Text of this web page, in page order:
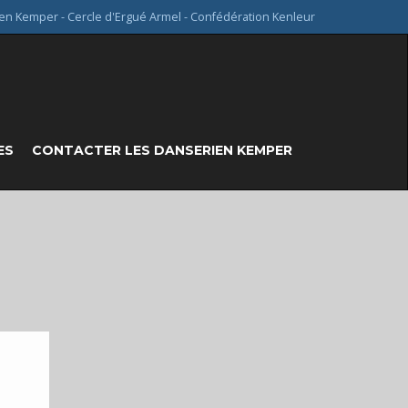
Kemper - Cercle d'Ergué Armel - Confédération Kenleur
CONTACTER LES DANSERIEN KEMPER